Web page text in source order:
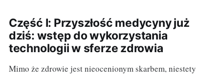
Część I: Przyszłość medycyny już
dziś: wstęp do wykorzystania
technologii w sferze zdrowia
Mimo że zdrowie jest nieocenionym skarbem, niestety